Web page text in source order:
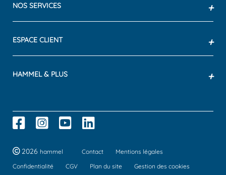
NOS SERVICES +
ESPACE CLIENT +
HAMMEL & PLUS +
2026 hammel Contact
Mentions légales
Confidentialité
CGV Plan du site Gestion des cookies